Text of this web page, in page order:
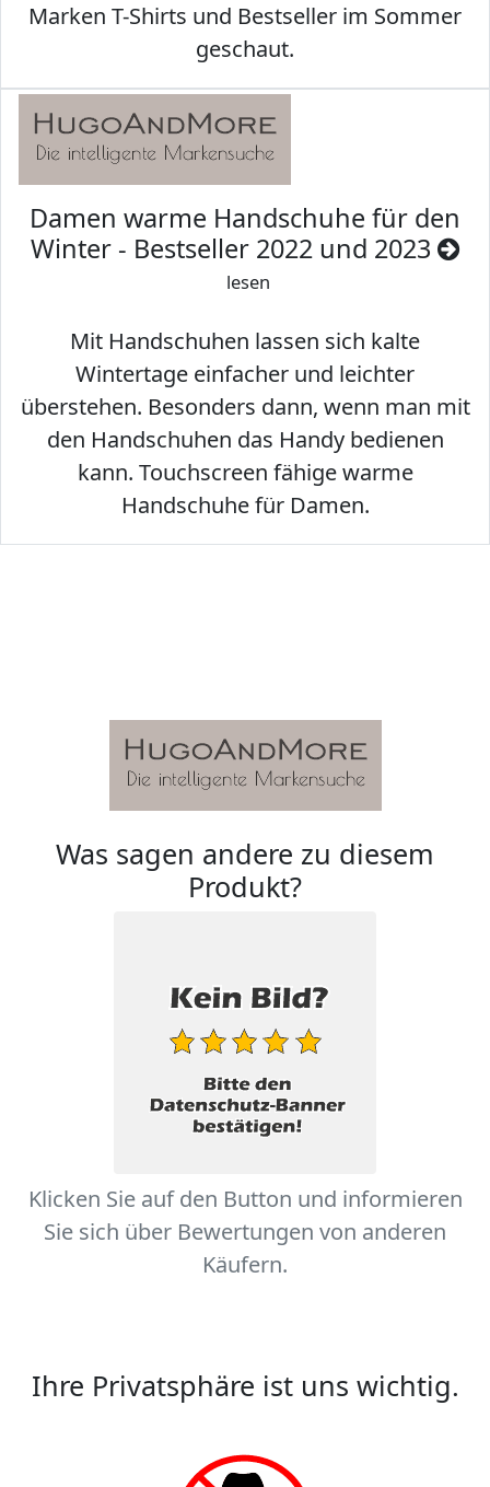
Marken T-Shirts und Bestseller im Sommer
geschaut.
Damen warme Handschuhe für den
Winter - Bestseller 2022 und 2023
lesen
Mit Handschuhen lassen sich kalte
Wintertage einfacher und leichter
überstehen. Besonders dann, wenn man mit
den Handschuhen das Handy bedienen
kann. Touchscreen fähige warme
Handschuhe für Damen.
Was sagen andere zu diesem
Produkt?
Klicken Sie auf den Button und informieren
Sie sich über Bewertungen von anderen
Käufern.
Ihre Privatsphäre ist uns wichtig.